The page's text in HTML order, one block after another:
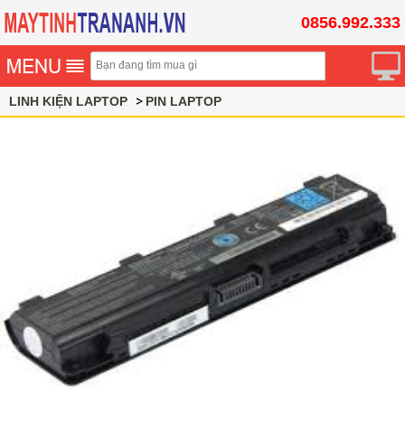
0856.992.333
LINH KIỆN LAPTOP PIN LAPTOP